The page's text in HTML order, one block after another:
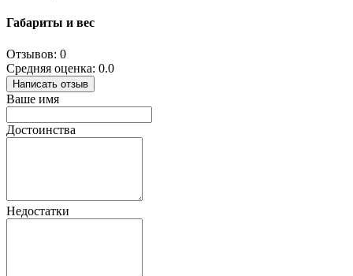
Габариты и вес
Отзывов: 0
Средняя оценка: 0.0
Написать отзыв
Ваше имя
Достоинства
Недостатки